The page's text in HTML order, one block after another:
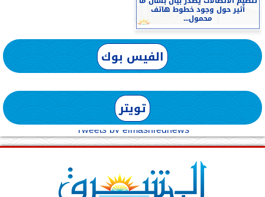
أثير حول وجود خطوط هاتف
محمول...
الفيس بوك
تويتر
Tweets by elmashreqnews